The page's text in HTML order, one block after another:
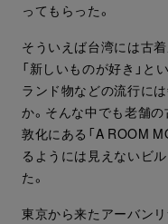
ってもらった。
そういえば台湾には古
「新しいものが好き」
ランド物などの流行に
か。そんな中でも老舗
敦化にある「A ROOM
るようには見えないビ
た。
東京から来たアーバン